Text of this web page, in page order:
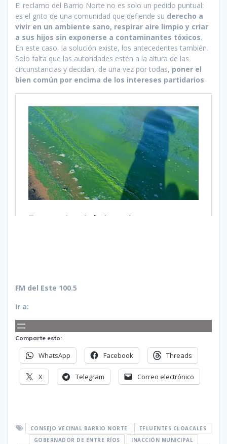
El reclamo del Barrio Norte no es solo un pedido puntual:
es el grito de una comunidad que defiende su derecho a
vivir en un ambiente sano, respirar aire limpio y criar
a sus hijos sin exponerse a contaminantes tóxicos.
En este caso, la solución existe, los antecedentes también.
Solo falta que las autoridades estén a la altura de las
circunstancias y decidan, de una vez por todas, poner el
bien común por encima de los intereses partidarios.
FM del Este 100.5
Ir a:
Comparte esto:
WhatsApp Facebook Threads
X Telegram Correo electrónico
CONSEJO VECINAL BARRIO NORTE
EFLUENTES CLOACALES
GOBERNADOR DE ENTRE RÍOS
INACCIÓN MUNICIPAL